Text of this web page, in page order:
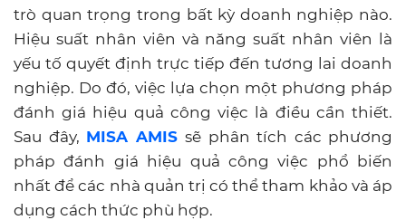
trò quan trọng trong bất kỳ doanh nghiệp nào.
Hiệu suất nhân viên và năng suất nhân viên là
yếu tố quyết định trực tiếp đến tương lai doanh
nghiệp. Do đó, việc lựa chọn một phương pháp
đánh giá hiệu quả công việc là điều cần thiết.
Sau đây, MISA AMIS sẽ phân tích các phương
pháp đánh giá hiệu quả công việc phổ biến
nhất để các nhà quản trị có thể tham khảo và áp
dụng cách thức phù hợp.